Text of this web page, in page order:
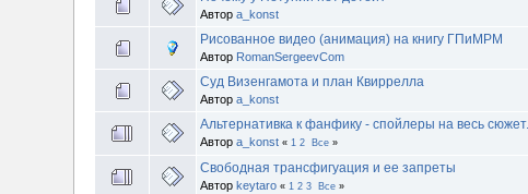
Авторa_konst
Рисованное видео (анимация) на книгу ГПиМРМ
Автор RomanSergeevCom
Суд Визенгамота и план Квиррелла
Авторa_konst
Альтернативка к фанфику - спойлеры на весь сюжет.
Авторa_konst « 1 2 Все »
Свободная трансфигуация и ее запреты
Авторkeytaro « 1 2 3 Все »